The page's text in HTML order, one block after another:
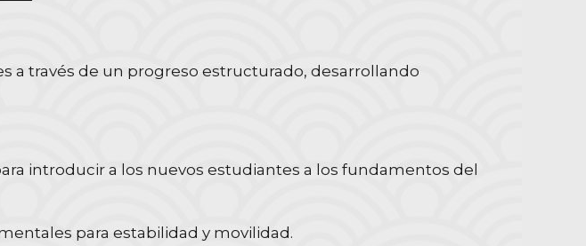
a través de un progreso estructurado, desarrollando
introducir a los nuevos estudiantes a los fundamentos del
para estabilidad y movilidad.